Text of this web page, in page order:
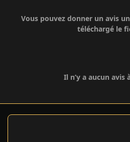
Vous pouvez donner un avis
téléchargé le
Il n’y a aucun avis